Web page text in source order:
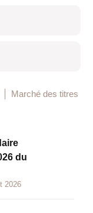
Marché des titres
du
2026